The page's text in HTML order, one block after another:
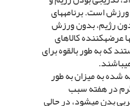
ورزش است. برنامه‏هاى
رژیم، بدون ورزش
عرضه‏کننده کالاهاى
که به طور بالقوه براى
به میزان به طور
در هفته سبب
بدن مى‏شود، در حالى